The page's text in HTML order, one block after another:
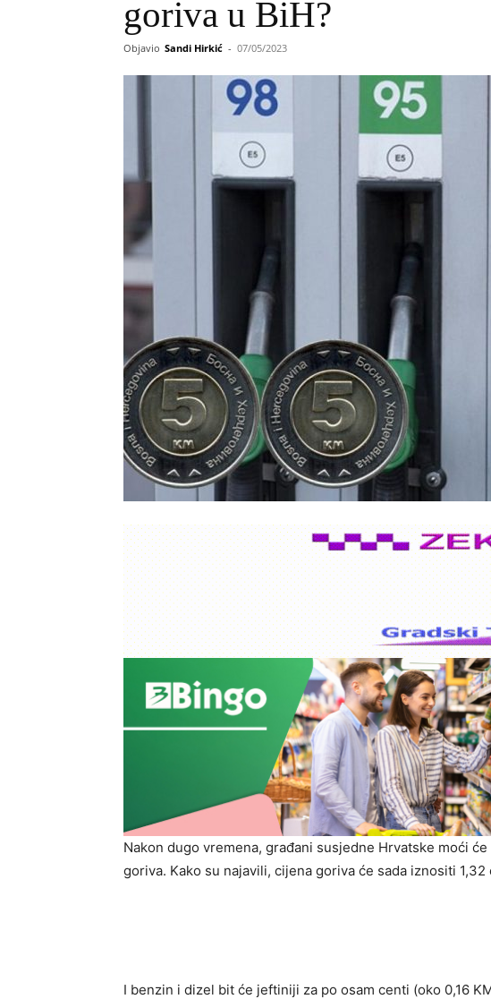
goriva u BiH?
Objavio Sandi Hirkić - 07/05/2023
Nakon dugo vremena, građani susjedne Hrvatske moći
goriva. Kako su najavili, cijena goriva će sada iznositi 1,32
I benzin i dizel bit će jeftiniji za po osam centi (oko 0,16